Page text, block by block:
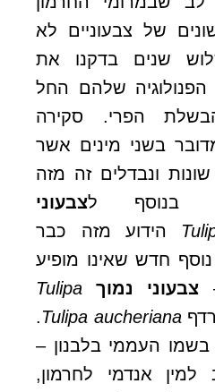
של צבעוניים לא
שנים בדקנו את
הפנולוגיה שלהם החל
הפרי. סקירה
בשני מינים אשר
ונבדלים זה מזה
בנוסף לצבעוני
הידוע מזה כבר
נוסף חדש שאינו מופיע
צבעוני נמוך
Tulipa
Tulipa aucheriana
.
בשמו העממי בלבנון –
למין אנדמי לחרמון,